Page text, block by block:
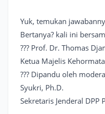
Yuk, temukan
Bertanya? kali ini
??? Prof. Dr. Thomas
Ketua Majelis
??? Dipandu oleh
Syukri, Ph.D.
Sekretaris Jenderal DPP